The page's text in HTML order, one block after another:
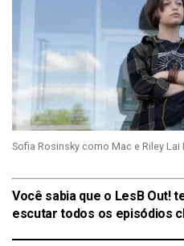
Sofia Rosinsky como Mac e Riley Lai
Você sabia que o LesB Out!
escutar todos os episódios